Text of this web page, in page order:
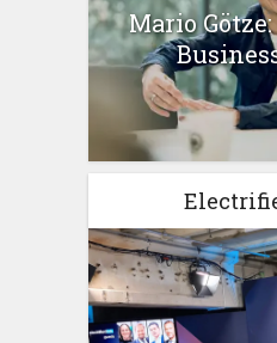
Mario